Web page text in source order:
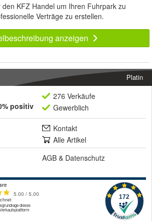
KFZ Handel um Ihren Fuhrpark zu
Verträge zu erstellen.
anzeigen
Platin
positiv
276 Verkäufe
Gewerblich
Kontakt
Alle Artikel
AGB & Datenschutz